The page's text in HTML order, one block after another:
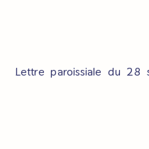
Lettre paroissiale du 28